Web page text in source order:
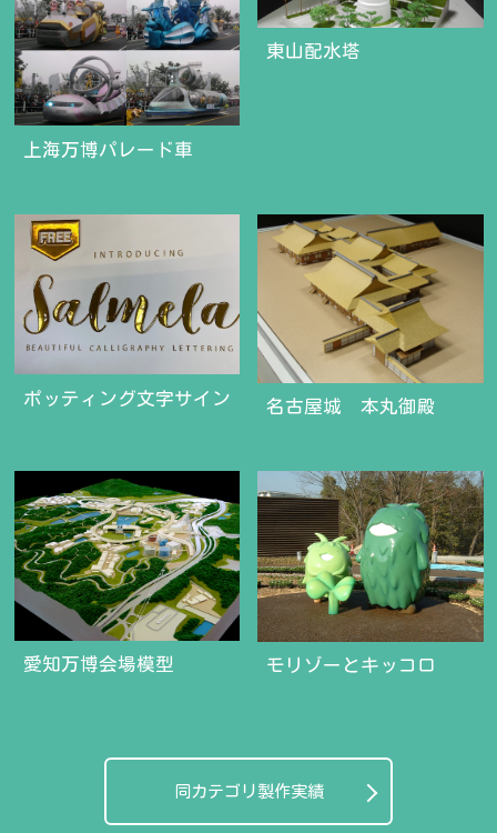
上海万博パレード車
東山配水塔
ポッティング文字サイン 名古屋城 本丸御殿
愛知万博会場模型 モリゾーとキッコロ
同カテゴリ製作実績